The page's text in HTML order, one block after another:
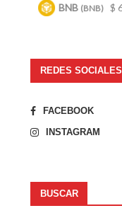
(BNB) $ 604.20
REDES SOCIALES
FACEBOOK
INSTAGRAM
BUSCAR